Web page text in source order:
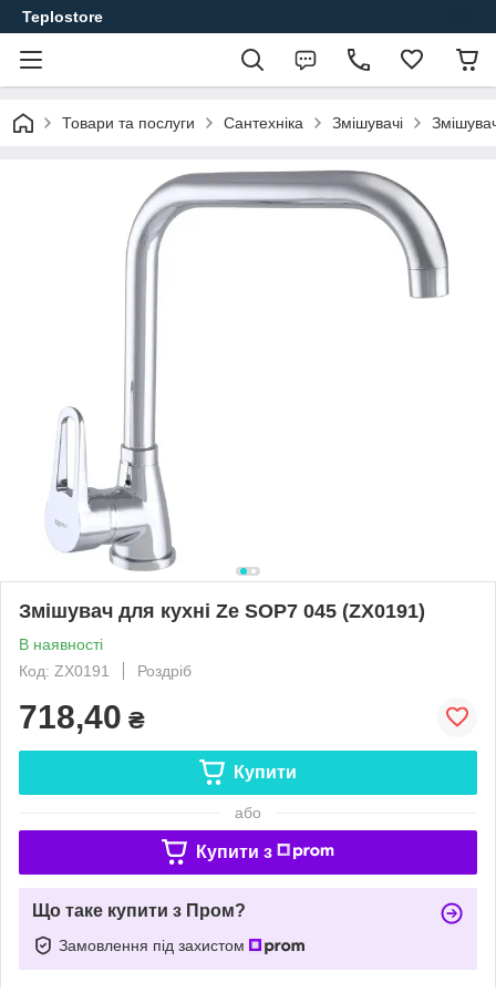
Teplostore
Товари та послуги Сантехніка Змішувачі
Змішувач для кухні Ze SOP7 045 (ZX0191)
В наявності
Код: ZX0191
Роздріб
718,40 ₴
Купити
або
Купити з
Що таке купити з Пром?
Замовлення під захистом